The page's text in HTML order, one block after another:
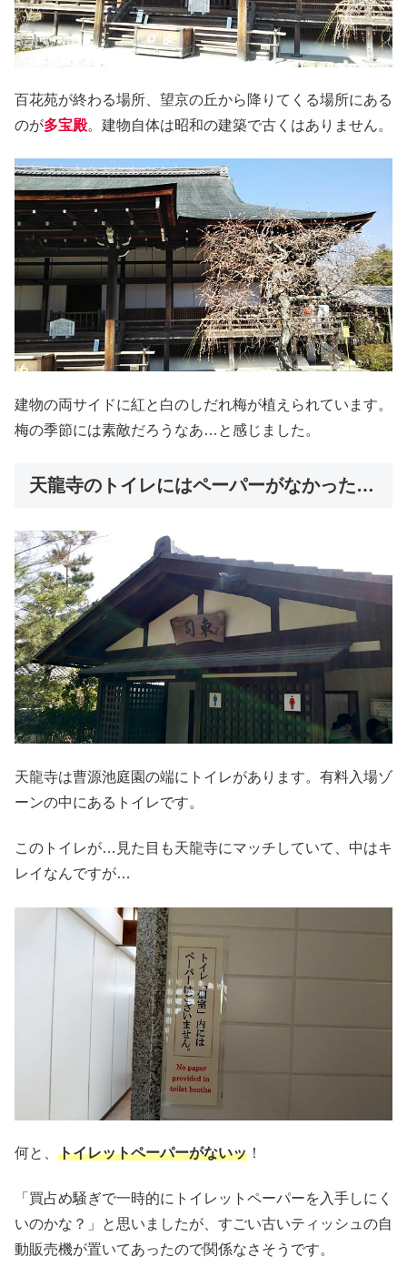
百花苑が終わる場所、望京の丘から降りてくる場所にある
のが多宝殿。建物自体は昭和の建築で古くはありません。
建物の両サイドに紅と白のしだれ梅が植えられています。
梅の季節には素敵だろうなあ…と感じました。
天龍寺のトイレにはペーパーがなかった…
天龍寺は曹源池庭園の端にトイレがあります。有料入場ゾ
ーンの中にあるトイレです。
このトイレが…見た目も天龍寺にマッチしていて、中はキ
レイなんですが…
何と、 トイレットペーパーがないッ ！
「買占め騒ぎで一時的にトイレットペーパーを入手しにく
いのかな？」と思いましたが、すごい古いティッシュの自
動販売機が置いてあったので関係なさそうです。